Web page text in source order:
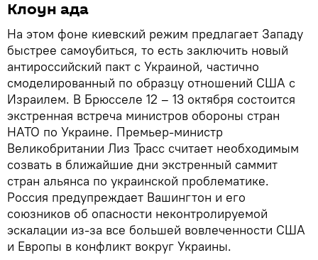
Клоун ада
На этом фоне киевский режим предлагает Западу
быстрее самоубиться, то есть заключить новый
антироссийский пакт с Украиной, частично
смоделированный по образцу отношений США с
Израилем. В Брюсселе 12 – 13 октября состоится
экстренная встреча министров обороны стран
НАТО по Украине. Премьер-министр
Великобритании Лиз Трасс считает необходимым
созвать в ближайшие дни экстренный саммит
стран альянса по украинской проблематике.
Россия предупреждает Вашингтон и его
союзников об опасности неконтролируемой
эскалации из-за все большей вовлеченности США
и Европы в конфликт вокруг Украины.